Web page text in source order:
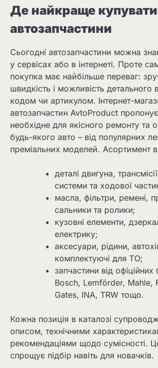
Де найкраще купувати
автозапчастини
Сьогодні автозапчастини можна
у сервісах або в інтернеті. Проте
покупка має найбільше переваг:
швидкість і можливість детального
кодом чи артикулом. Інтернет-
автозапчастин AvtoProduct
необхідне для якісного ремонту та
будь-якого авто – від популярних
преміальних моделей. Асортимент
деталі двигуна,
системи та ходової
масла, фільтри, ремені,
сальники та ролики;
кузовні елементи,
електрику;
аксесуари, рідини,
комплектуючі для ТО;
запчастини від офіційних
Bosch, Lemförder, Mahle,
Gates, INA, TRW тощо.
Кожна позиція в каталозі
описом, технічними
рекомендаціями щодо сумісності.
спрощує підбір навіть для новачків.